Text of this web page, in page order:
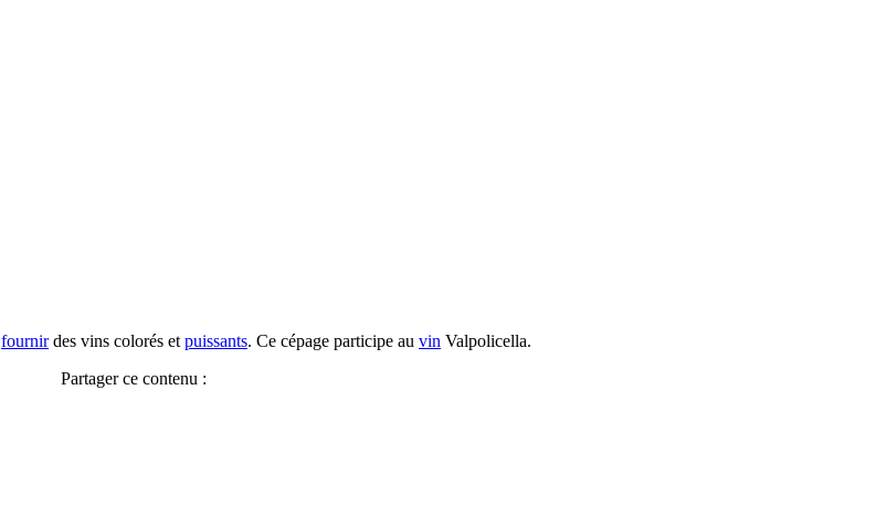
fournirdes vins colorés et puissants. Ce cépage participe au vin Valpolicella.
Partager ce contenu :